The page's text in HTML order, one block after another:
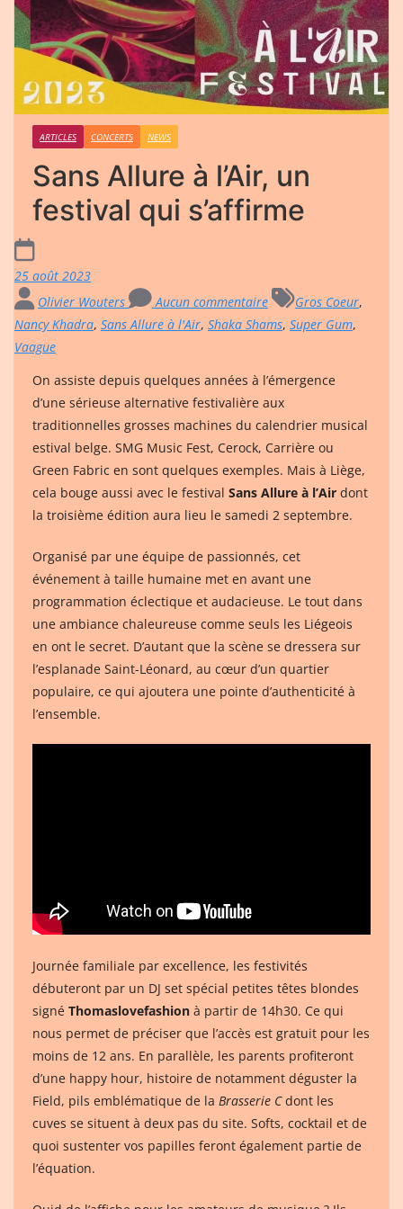
ARTICLES CONCERTS NEWS
Sans Allure à l’Air, un
festival qui s’affirme
25 août 2023
Olivier Wouters
Aucun commentaire Gros Coeur,
Nancy Khadra, Sans Allure à l'Air, Shaka Shams, Super Gum,
Vaague
On assiste depuis quelques années à l’émergence
d’une sérieuse alternative festivalière aux
traditionnelles grosses machines du calendrier musical
estival belge. SMG Music Fest, Cerock, Carrière ou
Green Fabric en sont quelques exemples. Mais à Liège,
cela bouge aussi avec le festival Sans Allure à l’Air dont
la troisième édition aura lieu le samedi 2 septembre.
Organisé par une équipe de passionnés, cet
événement à taille humaine met en avant une
programmation éclectique et audacieuse. Le tout dans
une ambiance chaleureuse comme seuls les Liégeois
en ont le secret. D’autant que la scène se dressera sur
l’esplanade Saint-Léonard, au cœur d’un quartier
populaire, ce qui ajoutera une pointe d’authenticité à
l’ensemble.
Journée familiale par excellence, les festivités
débuteront par un DJ set spécial petites têtes blondes
signé Thomaslovefashion à partir de 14h30. Ce qui
nous permet de préciser que l’accès est gratuit pour les
moins de 12 ans. En parallèle, les parents profiteront
d’une happy hour, histoire de notamment déguster la
Field, pils emblématique de la Brasserie Cdont les
cuves se situent à deux pas du site. Softs, cocktail et de
quoi sustenter vos papilles feront également partie de
l’équation.